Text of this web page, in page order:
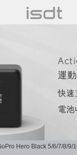
for
with
運
快速
電
Hero Black 5/6/7/8/9/